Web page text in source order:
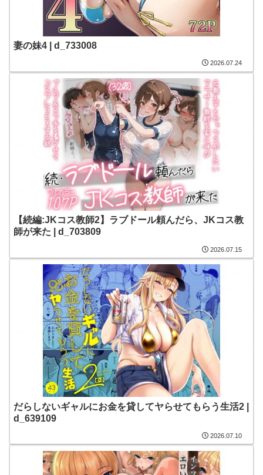
妻の妹4 | d_733008
2026.07.24
【続編:JKコス教師2】ラブドール頼んだら、JKコス教
師が来た | d_703809
2026.07.15
だらしないギャルにお金を貸してヤらせてもらう生活2 |
d_639109
2026.07.10